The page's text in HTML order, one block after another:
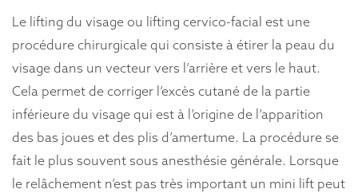
Le lifting du visage ou lifting cervico-facial est une
procédure chirurgicale qui consiste à étirer la peau du
visage dans un vecteur vers l’arrière et vers le haut.
Cela permet de corriger l’excès cutané de la partie
inférieure du visage qui est à l’origine de l’apparition
des bas joues et des plis d’amertume. La procédure se
fait le plus souvent sous anesthésie générale. Lorsque
le relâchement n’est pas très important un mini lift peut